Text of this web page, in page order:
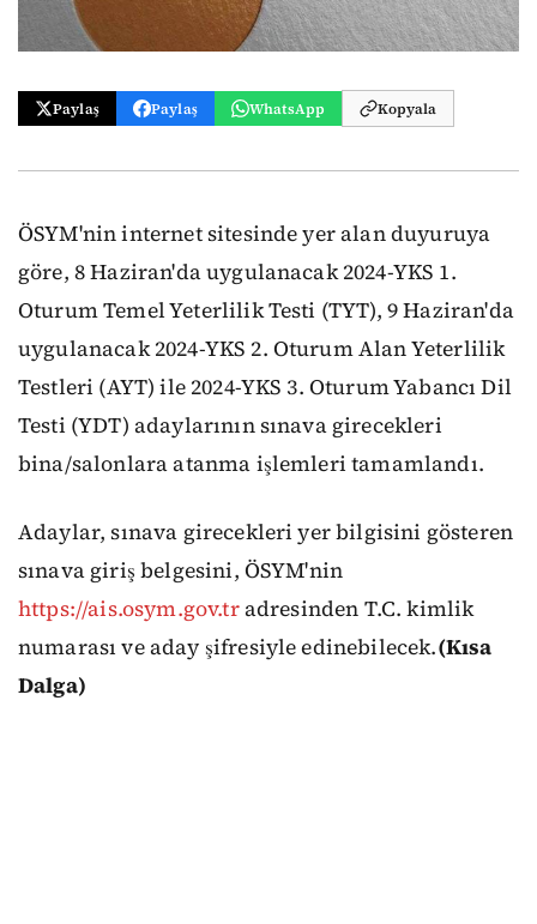
Paylaş Paylaş WhatsApp Kopyala
ÖSYM'nin internet sitesinde yer alan duyuruya
göre, 8 Haziran'da uygulanacak 2024-YKS 1.
Oturum Temel Yeterlilik Testi (TYT), 9 Haziran'da
uygulanacak 2024-YKS 2. Oturum Alan Yeterlilik
Testleri (AYT) ile 2024-YKS 3. Oturum Yabancı Dil
Testi (YDT) adaylarının sınava girecekleri
bina/salonlara atanma işlemleri tamamlandı.
Adaylar, sınava girecekleri yer bilgisini gösteren
sınava giriş belgesini, ÖSYM'nin
https://ais.osym.gov.tradresinden T.C. kimlik
numarası ve aday şifresiyle edinebilecek.(Kısa
Dalga)